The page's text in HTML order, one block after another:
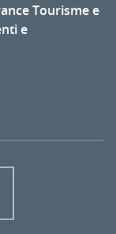
Tourisme e
e